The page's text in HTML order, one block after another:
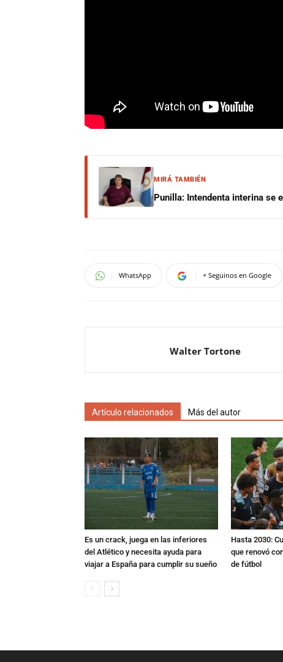
MIRÁ TAMBIÉN
Punilla: Intendenta interina se
WhatsApp + Seguinos en Google
Walter Tortone
Artículo relacionados Más del autor
Es un crack, juega en las inferiores
del Atlético y necesita ayuda para
viajar a España para cumplir su sueño
Hasta 2030:
que renovó
de fútbol